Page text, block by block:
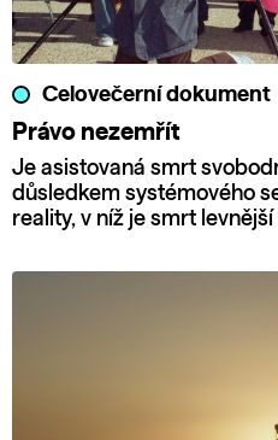
Celovečerní dokument
Právo nezemřít
Je asistovaná smrt
důsledkem systémového
reality, v níž je smrt